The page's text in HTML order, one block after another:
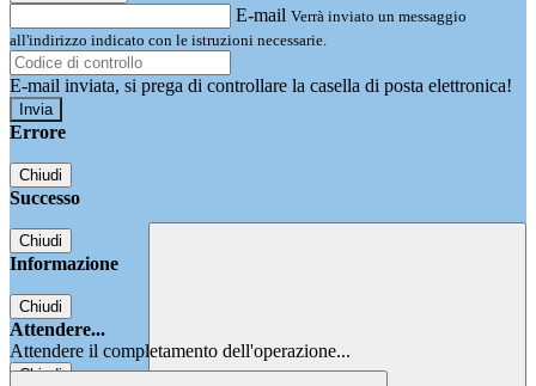
E-mail Verrà inviato un messaggio
all'indirizzo indicato con le istruzioni necessarie.
E-mail inviata, si prega di controllare la casella di posta elettronica!
Errore
Chiudi
Successo
Chiudi
Informazione
Chiudi
Attendere...
Attendere il completamento dell'operazione...
Chiudi